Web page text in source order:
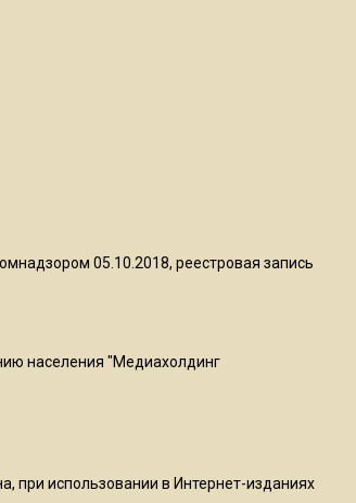
Роман Терюшков назвал
05.10.2018, реестровая запись
населения "Медиахолдинг
при использовании в Интернет-изданиях